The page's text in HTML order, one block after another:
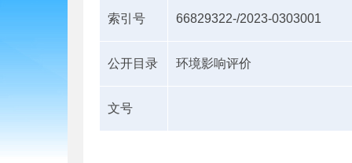
索引号 66829322-/2023-0303001
公开目录 环境影响评价
文号